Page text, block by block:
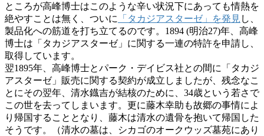
ところが高峰博士はこのような辛い状況下にあっても情熱を
絶やすことは無く、ついに
「タカジアスターゼ」を発見 し、
製品化への筋道を打ち立てるのです。1894 (明治27)年、高峰
博士は「タカジアスターゼ」に関する一連の特許を申請し、
取得しています。
翌1895年、高峰博士とパーク・デイビス社との間に「タカジ
アスターゼ」販売に関する契約が成立しましたが、残念なこ
とにその翌年、清水鐡吉が結核のために、34歳という若さで
この世を去ってしまいます。更に藤木幸助も故郷の事情によ
り帰国することとなり、藤木は清水の遺骨を抱いて帰国した
そうです。（清水の墓は、シカゴのオークウッズ墓苑にあり